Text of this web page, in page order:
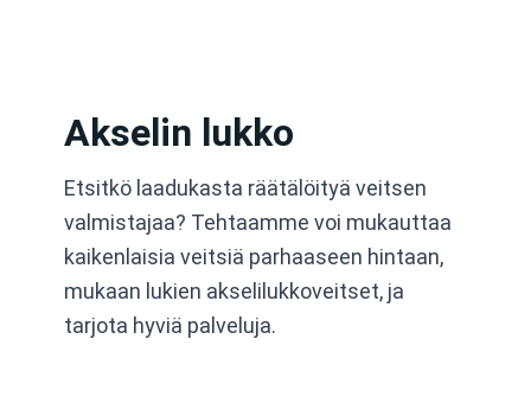
Akselin lukko
Etsitkö laadukasta räätälöityä veitsen
valmistajaa? Tehtaamme voi mukauttaa
kaikenlaisia veitsiä parhaaseen hintaan,
mukaan lukien akselilukkoveitset, ja
tarjota hyviä palveluja.